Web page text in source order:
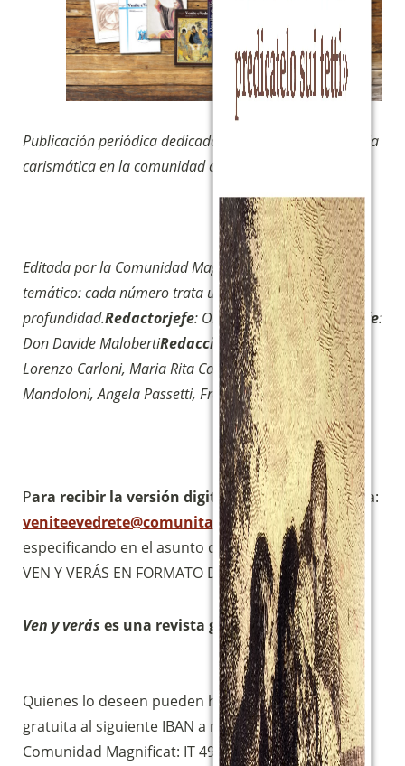
Publicación periódica dedicada a la formación de la vida
carismática en la comunidad cristiana.
Editada por la Comunidad Magnificat, tiene un enfoque
temático: cada número trata un tema en detalle y en
profundidad.Redactorjefe: Oreste PesareRedactorjefe:
Don Davide MalobertiRedacción: Elisabetta Canoro,
Lorenzo Carloni, Maria Rita Castellani, Valentina
Mandoloni, Angela Passetti, Francesca Tura Menghini.
Para recibir la versión digital GRATUITA:Escribe a:
veniteevedrete@comunitamagnificat.org
especificando en el asunto del correo electrónico:
VEN Y VERÁS EN FORMATO DIGITAL.
Ven y verás es una revista gratuita.
Quienes lo deseen pueden hacer una ofrenda
gratuita al siguiente IBAN a nombre de la
Comunidad Magnificat: IT 49 S 02008 03039 000
Sostieni la Comunità Magnificat
Fai una donazione sul nostro conto
IT49S0200803039000102071988